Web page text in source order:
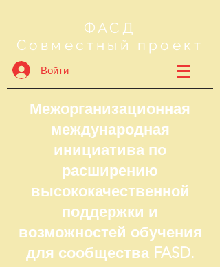
ФАСД
Совместный проект
Войти
Межорганизационная
международная
инициатива по
расширению
высококачественной
поддержки и
возможностей обучения
для сообщества FASD.